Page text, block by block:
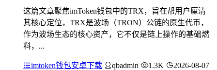
这篇文章聚焦imToken钱包中的TRX，旨在帮用户厘清
其核心定位，TRX是波场（TRON）公链的原生代币，
作为波场生态的核心资产，它不仅是链上操作的基础燃
料，...
imtoken钱包安卓下载 qbadmin 1.3K 2026-08-07